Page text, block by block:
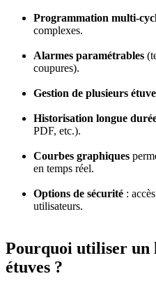
Programmation multi-
complexes.
Alarmes paramétrables
coupures).
Gestion de plusieurs
Historisation longue
PDF, etc.).
Courbes graphiques
en temps réel.
Options de sécurité :
utilisateurs.
Pourquoi utiliser un
étuves ?